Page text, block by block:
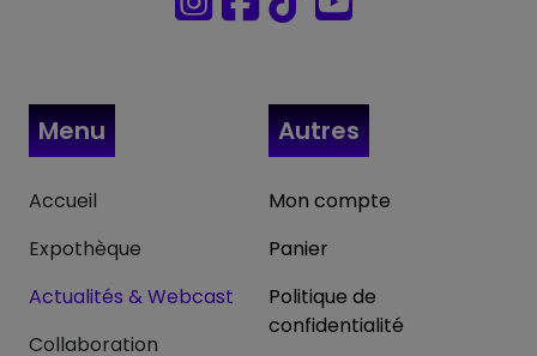
Menu
Accueil
Expothèque
Actualités & Webcast
Collaboration
Autres
Mon compte
Panier
Politique de
confidentialité